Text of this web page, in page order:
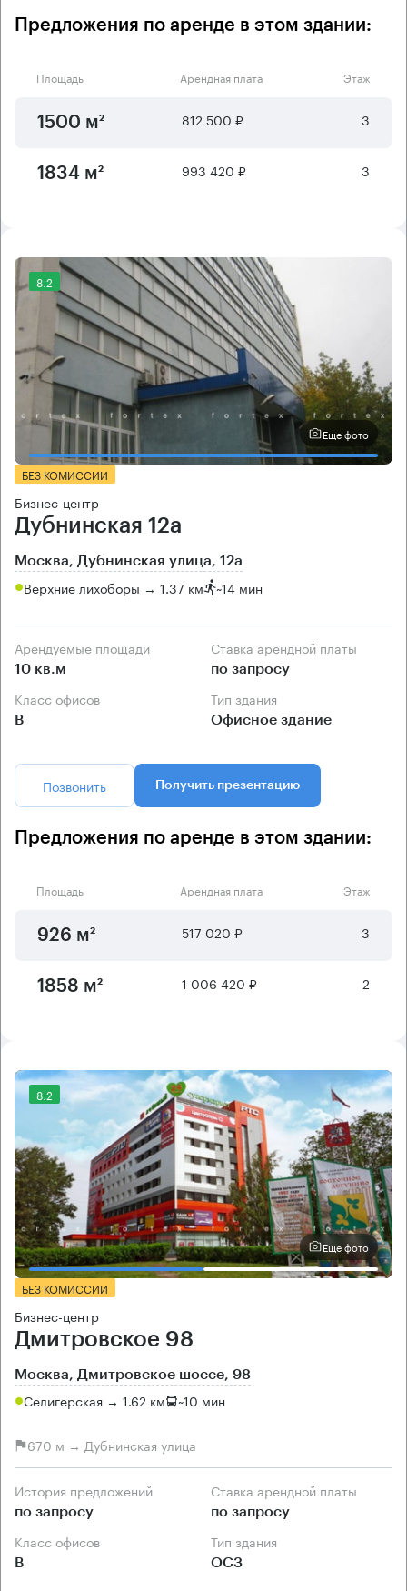
Предложения по аренде в этом здании:
Площадь Арендная плата Этаж
1500 м² 812 500 ₽ 3
1834 м² 993 420 ₽ 3
8.2
Еще фото
БЕЗ КОМИССИИ
Бизнес-центр
Дубнинская 12а
Москва, Дубнинская улица, 12а
Верхние лихоборы → 1.37 км ~14 мин
Арендуемые площади
10 кв.м
Ставка арендной платы
по запросу
Класс офисов
B
Тип здания
Офисное здание
Позвонить Получить презентацию
Предложения по аренде в этом здании:
Площадь Арендная плата Этаж
926 м² 517 020 ₽ 3
1858 м² 1 006 420 ₽ 2
8.2
Еще фото
БЕЗ КОМИССИИ
Бизнес-центр
Дмитровское 98
Москва, Дмитровское шоссе, 98
Селигерская → 1.62 км ~10 мин
670 м → Дубнинская улица
История предложений
по запросу
Ставка арендной платы
по запросу
Класс офисов
B
Тип здания
ОСЗ